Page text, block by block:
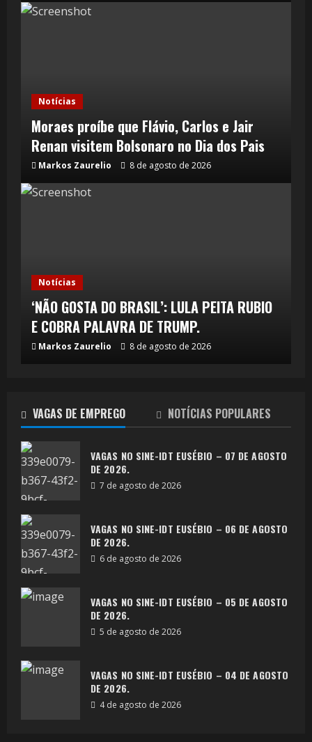
Notícias
Moraes proíbe que Flávio, Carlos e Jair
Renan visitem Bolsonaro no Dia dos Pais
Markos Zaurelio 8 de agosto de 2026
Notícias
‘NÃO GOSTA DO BRASIL’: LULA PEITA RUBIO
E COBRA PALAVRA DE TRUMP.
Markos Zaurelio 8 de agosto de 2026
VAGAS DE EMPREGO NOTÍCIAS POPULARES
VAGAS NO SINE-IDT EUSÉBIO – 07 DE AGOSTO
DE 2026.
7 de agosto de 2026
VAGAS NO SINE-IDT EUSÉBIO – 06 DE AGOSTO
DE 2026.
6 de agosto de 2026
VAGAS NO SINE-IDT EUSÉBIO – 05 DE AGOSTO
DE 2026.
5 de agosto de 2026
VAGAS NO SINE-IDT EUSÉBIO – 04 DE AGOSTO
DE 2026.
4 de agosto de 2026